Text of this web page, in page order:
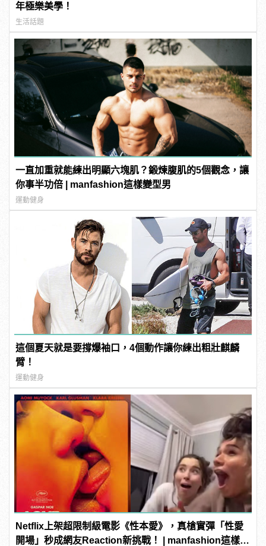
年極樂美學！
生活話題
一直加重就能練出明顯六塊肌？鍛煉腹肌的5個觀念，讓
你事半功倍 | manfashion這樣變型男
運動健身
這個夏天就是要撐爆袖口，4個動作讓你練出粗壯麒麟
臂！
運動健身
Netflix上架超限制級電影《性本愛》，真槍實彈「性愛
開場」秒成網友Reaction新挑戰！ | manfashion這樣變